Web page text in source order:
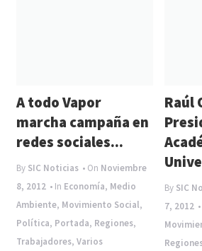
A todo Vapor
marcha campaña en
redes sociales...
By SIC Noticias • On Noviembre
8, 2012 • In Economía, Medio
Ambiente, Movimiento Social,
Política, Portada, Regiones,
Trabajadores,Varios
Raúl
By SIC
7, 2012